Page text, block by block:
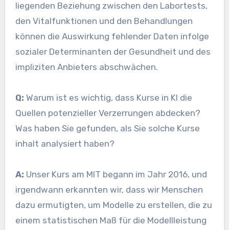
liegenden Beziehung zwischen den Labortests,
den Vitalfunktionen und den Behandlungen
können die Auswirkung fehlender Daten infolge
sozialer Determinanten der Gesundheit und des
impliziten Anbieters abschwächen.
Q: Warum ist es wichtig, dass Kurse in KI die
Quellen potenzieller Verzerrungen abdecken?
Was haben Sie gefunden, als Sie solche Kurse
inhalt analysiert haben?
A: Unser Kurs am MIT begann im Jahr 2016, und
irgendwann erkannten wir, dass wir Menschen
dazu ermutigten, um Modelle zu erstellen, die zu
einem statistischen Maß für die Modellleistung